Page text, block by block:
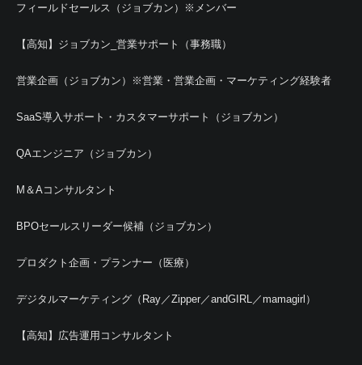
フィールドセールス（ジョブカン）※メンバー
【高知】ジョブカン_営業サポート（事務職）
営業企画（ジョブカン）※営業・営業企画・マーケティング経験者
SaaS導入サポート・カスタマーサポート（ジョブカン）
QAエンジニア（ジョブカン）
M＆Aコンサルタント
BPOセールスリーダー候補（ジョブカン）
プロダクト企画・プランナー（医療）
デジタルマーケティング（Ray／Zipper／andGIRL／mamagirl）
【高知】広告運用コンサルタント